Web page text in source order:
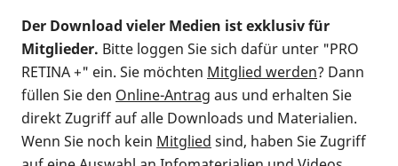
Der Download vieler Medien ist exklusiv für
Mitglieder. Bitte loggen Sie sich dafür unter "PRO
RETINA +" ein. Sie möchten Mitglied werden? Dann
füllen Sie den Online-Antrag aus und erhalten Sie
direkt Zugriff auf alle Downloads und Materialien.
Wenn Sie noch kein Mitglied sind, haben Sie Zugriff